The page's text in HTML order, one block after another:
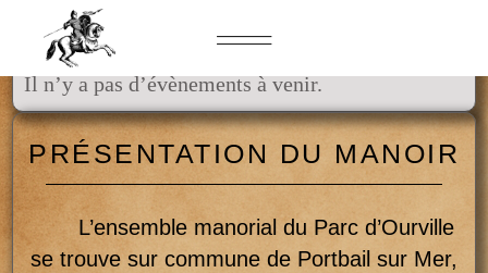
ÉVÉNEMENTS A VENIR
Il n’y a pas d’évènements à venir.
PRÉSENTATION DU MANOIR
L’ensemble manorial du Parc d’Ourville
se trouve sur commune de Portbail sur Mer,